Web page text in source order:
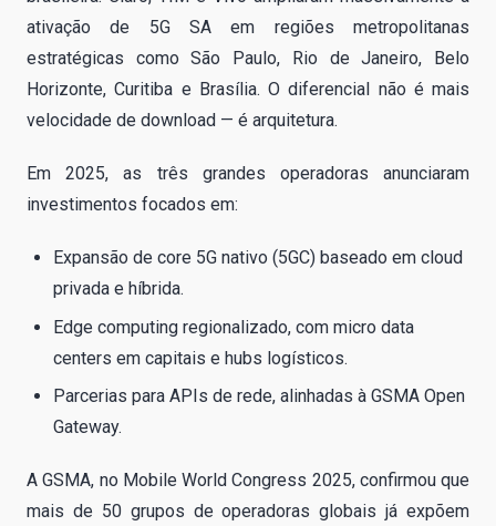
ativação de 5G SA em regiões metropolitanas
estratégicas como São Paulo, Rio de Janeiro, Belo
Horizonte, Curitiba e Brasília. O diferencial não é mais
velocidade de download — é arquitetura.
Em 2025, as três grandes operadoras anunciaram
investimentos focados em:
Expansão de core 5G nativo (5GC) baseado em cloud
privada e híbrida.
Edge computing regionalizado, com micro data
centers em capitais e hubs logísticos.
Parcerias para APIs de rede, alinhadas à GSMA Open
Gateway.
A GSMA, no Mobile World Congress 2025, confirmou que
mais de 50 grupos de operadoras globais já expõem